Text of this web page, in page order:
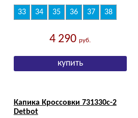
33 34 35 36 37 38
4 290руб.
Капика Кроссовки 731330с-2
Detbot